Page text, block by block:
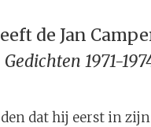
de Jan
1971-
dat hij eerst in